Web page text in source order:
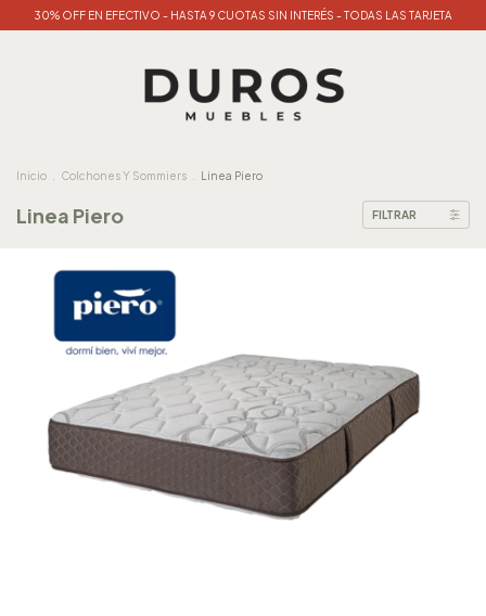
30% OFF EN EFECTIVO - HASTA 9 CUOTAS SIN INTERÉS - TODAS LAS TARJETA
Inicio Colchones Y Sommiers Linea Piero
Linea Piero FILTRAR